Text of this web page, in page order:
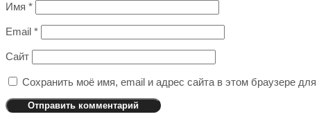
Имя *
Email *
Сайт
Сохранить моё имя, email и адрес сайта в этом браузере